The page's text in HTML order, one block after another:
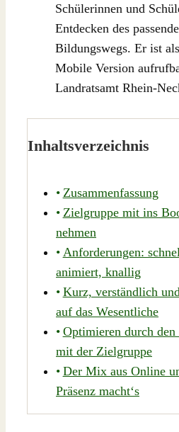
Schülerinnen und
Entdecken des
Bildungswegs. Er ist
Mobile Version
Landratsamt Rhein-
Inhaltsverzeichnis
Zusammenfassung
Zielgruppe mit ins
nehmen
Anforderungen:
animiert, knallig
Kurz, verständlich
auf das Wesentliche
Optimieren durch
mit der Zielgruppe
Der Mix aus Online
Präsenz macht‘s